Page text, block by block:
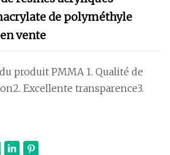
de polyméthyle
vente
produit PMMA 1. Qualité de